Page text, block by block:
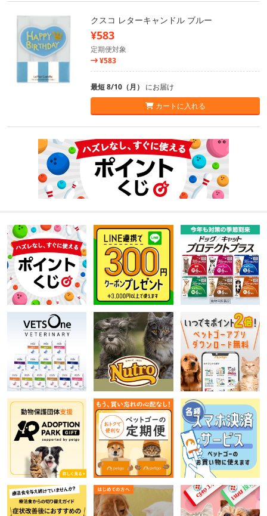
クスコ レターキャンドル ブルー
¥583
定期便対象
¥583
最短 8/10（月） にお届け
カートに入れる